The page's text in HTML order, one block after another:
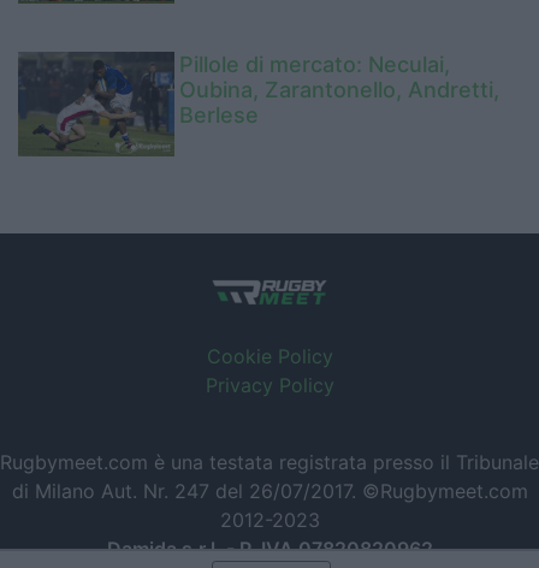
Pillole di mercato: Neculai,
Oubina, Zarantonello, Andretti,
Berlese
Cookie Policy
Privacy Policy
Rugbymeet.com è una testata registrata presso il Tribunale
di Milano Aut. Nr. 247 del 26/07/2017. ©Rugbymeet.com
2012-2023
Damida s.r.l. - P. IVA 07820820962